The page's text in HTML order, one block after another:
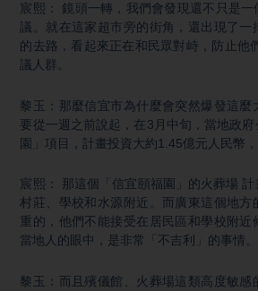
宸熙： 鏡頭一轉，我們會發現還不只是一
議。就在這家超市旁的街角，還出現了一
的去路，看起來正在和民眾對峙，防止他
議人群。
黎玉：那麼信宜市為什麼會突然爆發這麼
要從一週之前說起，在3月中旬，當地政
園」項目，計畫投資大約1.45億元人民幣，
宸熙： 那這個「信宜頤福園」的火葬場
村莊、學校和水源附近。而廣東這個地方
重的，他們不能接受在居民區和學校附近
當地人的眼中，是非常「不吉利」的事情。
黎玉：而且殯儀館、火葬場這類高度敏感